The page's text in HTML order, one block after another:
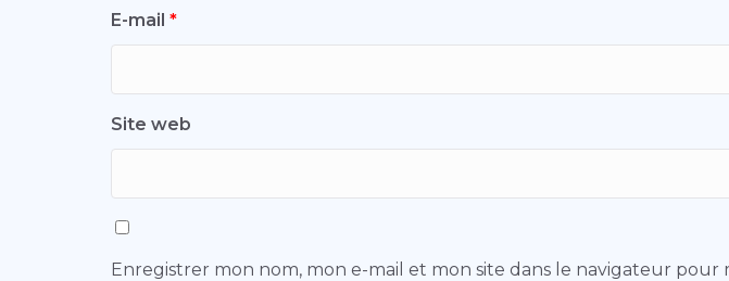
E-mail *
Site web
Enregistrer mon nom, mon e-mail et mon site dans le navigateur pour